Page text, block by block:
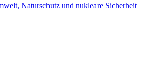
Naturschutz und nukleare Sicherheit